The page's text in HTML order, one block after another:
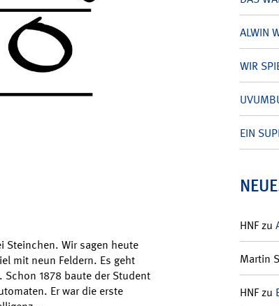
Steinchen. Wir sagen heute
mit neun Feldern. Es geht
1878 baute der Student
Er war die erste
ALWIN
WIR
EIN
HNFzu
Martin
HNFzu